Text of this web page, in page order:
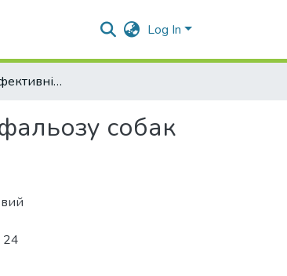
Log In
Інсектицидна ефективність сучасних засобів за ктеноцефальозу собак
собак
24